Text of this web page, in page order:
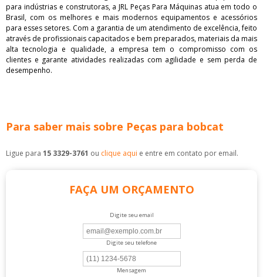
para indústrias e construtoras, a JRL Peças Para Máquinas atua em todo o
Brasil, com os melhores e mais modernos equipamentos e acessórios
para esses setores. Com a garantia de um atendimento de excelência, feito
através de profissionais capacitados e bem preparados, materiais da mais
alta tecnologia e qualidade, a empresa tem o compromisso com os
clientes e garante atividades realizadas com agilidade e sem perda de
desempenho.
Para saber mais sobre Peças para bobcat
Ligue para 15 3329-3761 ou clique aqui e entre em contato por email.
FAÇA UM ORÇAMENTO
Digite seu email
Digite seu telefone
Mensagem